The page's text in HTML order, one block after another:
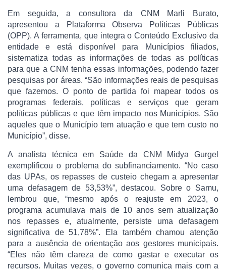
Em seguida, a consultora da CNM Marli Burato,
apresentou a Plataforma Observa Políticas Públicas
(OPP). A ferramenta, que integra o Conteúdo Exclusivo da
entidade e está disponível para Municípios filiados,
sistematiza todas as informações de todas as políticas
para que a CNM tenha essas informações, podendo fazer
pesquisas por áreas. “São informações reais de pesquisas
que fazemos. O ponto de partida foi mapear todos os
programas federais, políticas e serviços que geram
políticas públicas e que têm impacto nos Municípios. São
aqueles que o Município tem atuação e que tem custo no
Município”, disse.
A analista técnica em Saúde da CNM Midya Gurgel
exemplificou o problema do subfinanciamento. “No caso
das UPAs, os repasses de custeio chegam a apresentar
uma defasagem de 53,53%”, destacou. Sobre o Samu,
lembrou que, “mesmo após o reajuste em 2023, o
programa acumulava mais de 10 anos sem atualização
nos repasses e, atualmente, persiste uma defasagem
significativa de 51,78%”. Ela também chamou atenção
para a ausência de orientação aos gestores municipais.
“Eles não têm clareza de como gastar e executar os
recursos. Muitas vezes, o governo comunica mais com a